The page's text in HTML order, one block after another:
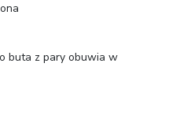
buta z pary obuwia w